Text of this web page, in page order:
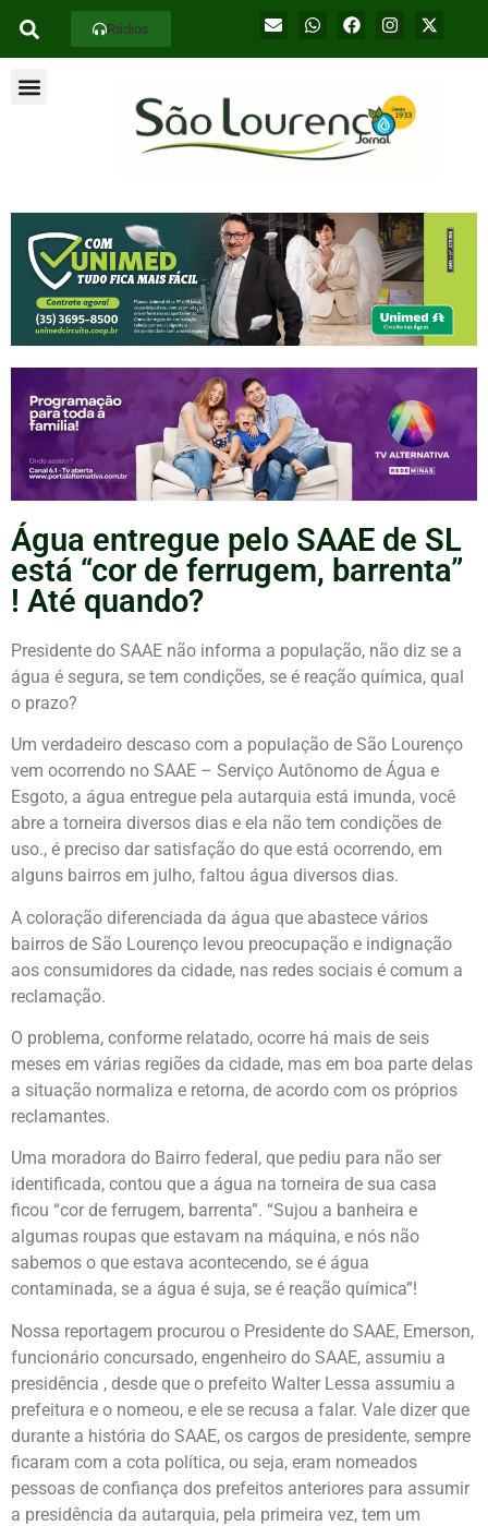
Rádios
Água entregue pelo SAAE de SL
está “cor de ferrugem, barrenta”
! Até quando?
Presidente do SAAE não informa a população, não diz se a
água é segura, se tem condições, se é reação química, qual
o prazo?
Um verdadeiro descaso com a população de São Lourenço
vem ocorrendo no SAAE – Serviço Autônomo de Água e
Esgoto, a água entregue pela autarquia está imunda, você
abre a torneira diversos dias e ela não tem condições de
uso., é preciso dar satisfação do que está ocorrendo, em
alguns bairros em julho, faltou água diversos dias.
A coloração diferenciada da água que abastece vários
bairros de São Lourenço levou preocupação e indignação
aos consumidores da cidade, nas redes sociais é comum a
reclamação.
O problema, conforme relatado, ocorre há mais de seis
meses em várias regiões da cidade, mas em boa parte delas
a situação normaliza e retorna, de acordo com os próprios
reclamantes.
Uma moradora do Bairro federal, que pediu para não ser
identificada, contou que a água na torneira de sua casa
ficou “cor de ferrugem, barrenta”. “Sujou a banheira e
algumas roupas que estavam na máquina, e nós não
sabemos o que estava acontecendo, se é água
contaminada, se a água é suja, se é reação química”!
Nossa reportagem procurou o Presidente do SAAE, Emerson,
funcionário concursado, engenheiro do SAAE, assumiu a
presidência , desde que o prefeito Walter Lessa assumiu a
prefeitura e o nomeou, e ele se recusa a falar. Vale dizer que
durante a história do SAAE, os cargos de presidente, sempre
ficaram com a cota política, ou seja, eram nomeados
pessoas de confiança dos prefeitos anteriores para assumir
a presidência da autarquia, pela primeira vez, tem um